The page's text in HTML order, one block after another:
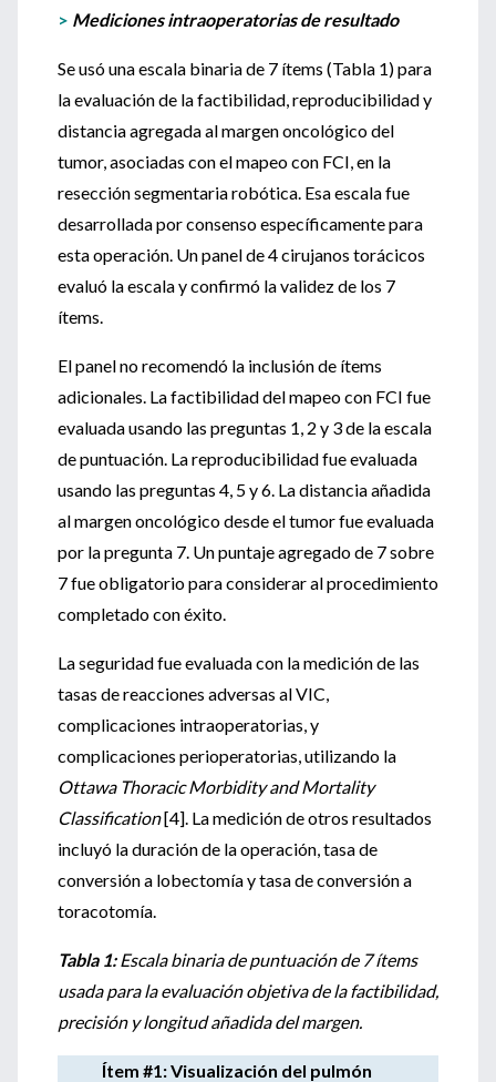
> Mediciones intraoperatorias de resultado
Se usó una escala binaria de 7 ítems (Tabla 1) para
la evaluación de la factibilidad, reproducibilidad y
distancia agregada al margen oncológico del
tumor, asociadas con el mapeo con FCI, en la
resección segmentaria robótica. Esa escala fue
desarrollada por consenso específicamente para
esta operación. Un panel de 4 cirujanos torácicos
evaluó la escala y confirmó la validez de los 7
ítems.
El panel no recomendó la inclusión de ítems
adicionales. La factibilidad del mapeo con FCI fue
evaluada usando las preguntas 1, 2 y 3 de la escala
de puntuación. La reproducibilidad fue evaluada
usando las preguntas 4, 5 y 6. La distancia añadida
al margen oncológico desde el tumor fue evaluada
por la pregunta 7. Un puntaje agregado de 7 sobre
7 fue obligatorio para considerar al procedimiento
completado con éxito.
La seguridad fue evaluada con la medición de las
tasas de reacciones adversas al VIC,
complicaciones intraoperatorias, y
complicaciones perioperatorias, utilizando la
Ottawa Thoracic Morbidity and Mortality
Classification[4]. La medición de otros resultados
incluyó la duración de la operación, tasa de
conversión a lobectomía y tasa de conversión a
toracotomía.
Tabla 1:Escala binaria de puntuación de 7 ítems
usada para la evaluación objetiva de la factibilidad,
precisión y longitud añadida del margen.
Ítem #1: Visualización del pulmón